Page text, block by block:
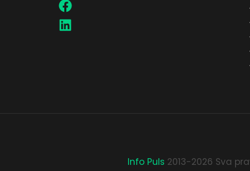
Info Puls 2013-2026 Sva